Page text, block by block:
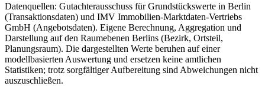
Datenquellen: Gutachterausschuss für Grundstückswerte in Berlin
(Transaktionsdaten) und IMV Immobilien-Marktdaten-Vertriebs
GmbH (Angebotsdaten). Eigene Berechnung, Aggregation und
Darstellung auf den Raumebenen Berlins (Bezirk, Ortsteil,
Planungsraum). Die dargestellten Werte beruhen auf einer
modellbasierten Auswertung und ersetzen keine amtlichen
Statistiken; trotz sorgfältiger Aufbereitung sind Abweichungen nicht
auszuschließen.